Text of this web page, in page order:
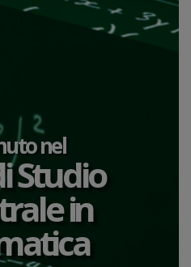
nel
Studio
in